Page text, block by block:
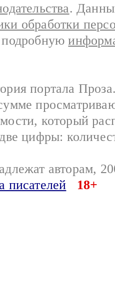
.
обработки
подробную
портала
который
цифры:
авторам,
писателей
18+